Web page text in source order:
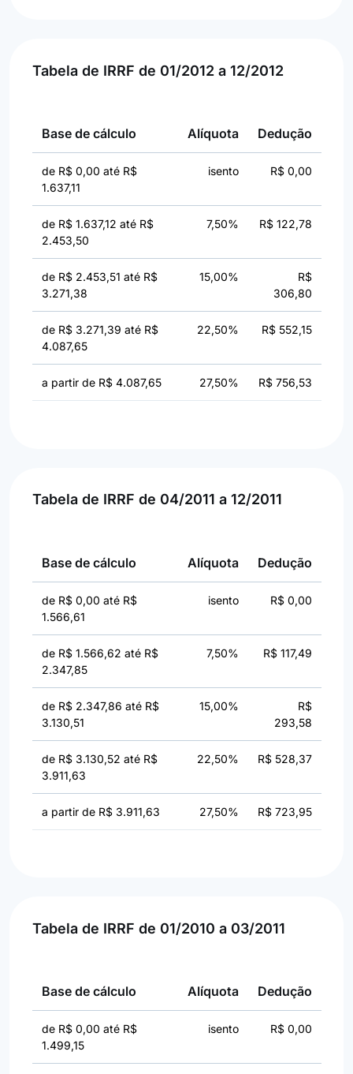
Tabela de IRRF de 01/2012 a 12/2012
Base de cálculo Alíquota Dedução
de R$ 0,00 até R$
1.637,11
isento R$ 0,00
de R$ 1.637,12 até R$
2.453,50
7,50% R$ 122,78
de R$ 2.453,51 até R$
3.271,38
15,00%
R$
306,80
de R$ 3.271,39 até R$
4.087,65
22,50% R$ 552,15
a partir de R$ 4.087,65 27,50% R$ 756,53
Tabela de IRRF de 04/2011 a 12/2011
Base de cálculo Alíquota Dedução
de R$ 0,00 até R$
1.566,61
isento R$ 0,00
de R$ 1.566,62 até R$
2.347,85
7,50% R$ 117,49
de R$ 2.347,86 até R$
3.130,51
15,00%
R$
293,58
de R$ 3.130,52 até R$
3.911,63
22,50% R$ 528,37
a partir de R$ 3.911,63 27,50% R$ 723,95
Tabela de IRRF de 01/2010 a 03/2011
Base de cálculo Alíquota Dedução
de R$ 0,00 até R$
1.499,15
isento R$ 0,00